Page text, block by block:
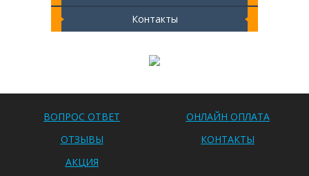
Контакты
ВОПРОС ОТВЕТ
ОНЛАЙН ОПЛАТА
ОТЗЫВЫ
КОНТАКТЫ
АКЦИЯ